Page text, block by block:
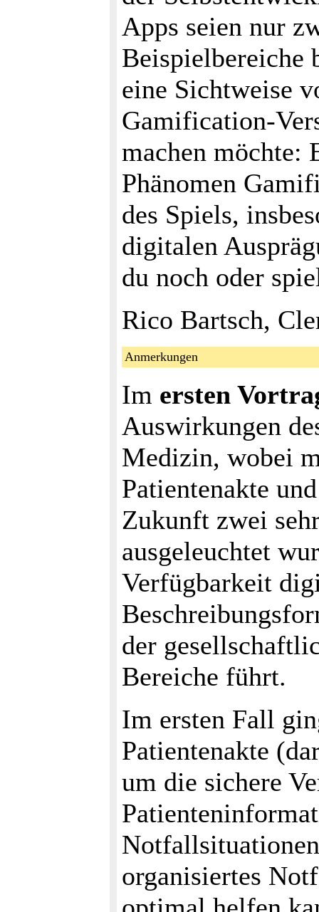
Apps seien nur
Beispielbereiche
eine Sichtweise
Gamification-
machen möchte:
Phänomen
des Spiels,
digitalen
du noch oder
Rico Bartsch,
Anmerkungen
Im ersten
Auswirkungen
Medizin, wobei
Patientenakte
Zukunft zwei
ausgeleuchtet
Verfügbarkeit
der
Bereiche führt.
Im ersten Fall
Patientenakte
um die sichere
organisiertes